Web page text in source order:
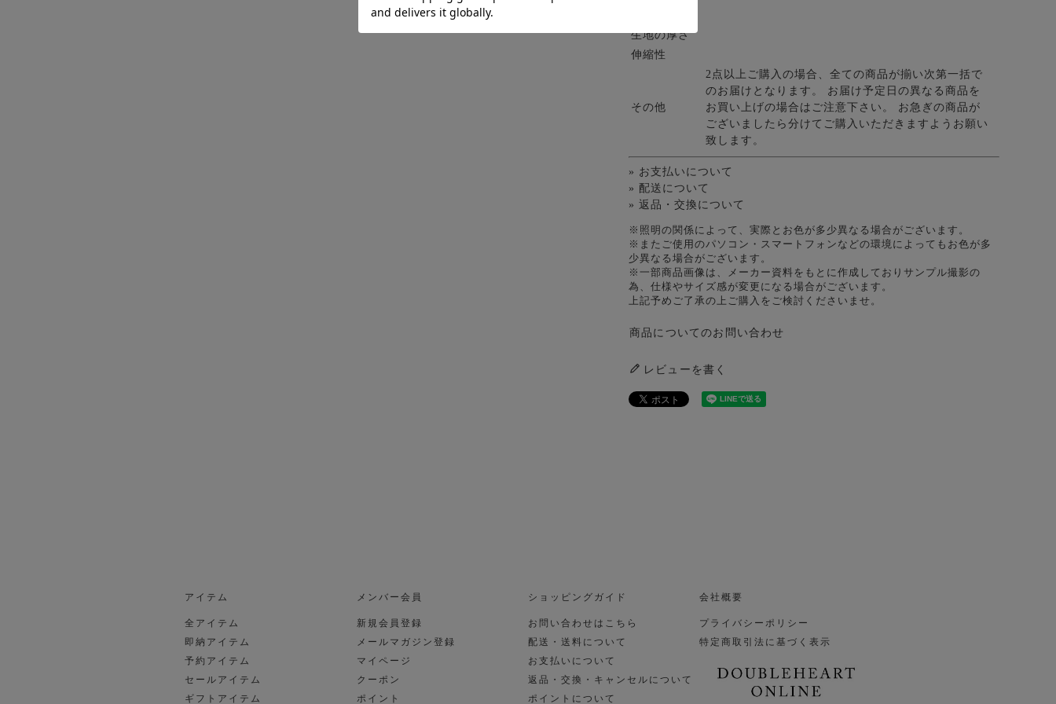
生地の厚さ
伸縮性
その他
2点以上ご購入の場合、全ての商品が揃い次第一括で
のお届けとなります。 お届け予定日の異なる商品を
お買い上げの場合はご注意下さい。 お急ぎの商品が
ございましたら分けてご購入いただきますようお願い
致します。
» お支払いについて
» 配送について
» 返品・交換について
※照明の関係によって、実際とお色が多少異なる場合がございます。
※またご使用のパソコン・スマートフォンなどの環境によってもお色が多
少異なる場合がございます。
※一部商品画像は、メーカー資料をもとに作成しておりサンプル撮影の
為、仕様やサイズ感が変更になる場合がございます。
上記予めご了承の上ご購入をご検討くださいませ。
商品についてのお問い合わせ
レビューを書く
アイテム
全アイテム
即納アイテム
予約アイテム
セールアイテム
ギフトアイテム
メンバー会員
新規会員登録
メールマガジン登録
マイページ
クーポン
ポイント
ショッピングガイド
お問い合わせはこちら
配送・送料について
お支払いについて
返品・交換・キャンセルについて
ポイントについて
会社概要
プライバシーポリシー
特定商取引法に基づく表示